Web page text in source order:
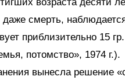
смерть,
приблизительно 15
потомство», 1974 г.).
вынесла решение